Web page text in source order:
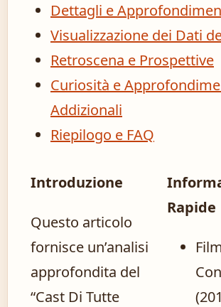
Dettagli e
Visualizzazione dei Dati
Retroscena e Prospettive
Curiosità e
Addizionali
Riepilogo e FAQ
Introduzione
Questo articolo
fornisce un’analisi
approfondita del
“Cast Di Tutte
Rapide